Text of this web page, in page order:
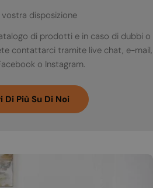
vostra disposizione
di prodotti e in caso di dubbi o
contattarci tramite live chat, e-mail,
o Instagram.
Di Più Su Di Noi